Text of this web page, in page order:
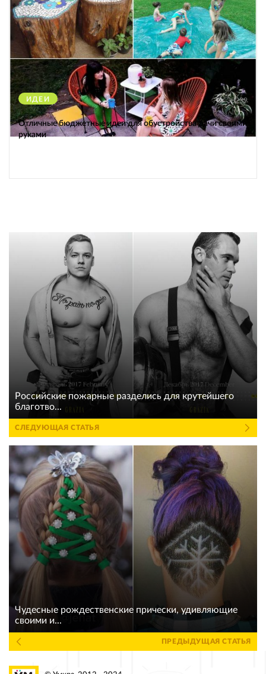
ИДЕИ 38239
Отличные бюджетные идеи для обустройства дачи своими
руками
Российские пожарные разделись для крутейшего
благотво...
СЛЕДУЮЩАЯ СТАТЬЯ
Чудесные рождественские прически, удивляющие
своими и...
ПРЕДЫДУЩАЯ СТАТЬЯ